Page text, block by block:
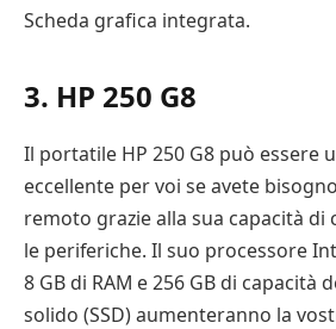
Scheda grafica integrata.
3. HP 250 G8
Il portatile HP 250 G8 può essere
eccellente per voi se avete
remoto grazie alla sua capacità
le periferiche. Il suo processore
8 GB di RAM e 256 GB di capacità
solido (SSD) aumenteranno la